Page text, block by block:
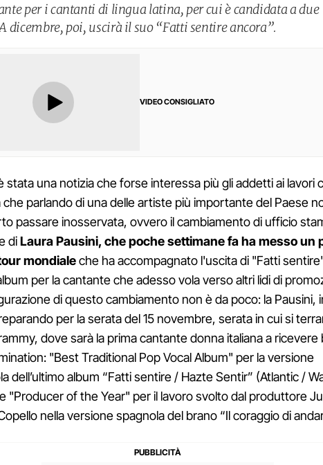
per i cantanti di lingua latina, per cui è candidata a due
dicembre, poi, uscirà il suo “Fatti sentire ancora”.
VIDEO CONSIGLIATO
stata una notizia che forse interessa più gli addetti ai lavori
che parlando di una delle artiste più importante del Paese
passare inosservata, ovvero il cambiamento di ufficio
diLaura Pausini, che poche settimane fa ha messo un
mondialeche ha accompagnato l'uscita di "Fatti
per la cantante che adesso vola verso altri lidi di
di questo cambiamento non è da poco: la Pausini,
per la serata del 15 novembre, serata in cui si
dove sarà la prima cantante donna italiana a ricevere
"Best Traditional Pop Vocal Album" per la versione
dell’ultimo album “Fatti sentire / Hazte Sentir” (Atlantic /
"Producer of the Year" per il lavoro svolto dal produttore
nella versione spagnola del brano “Il coraggio di